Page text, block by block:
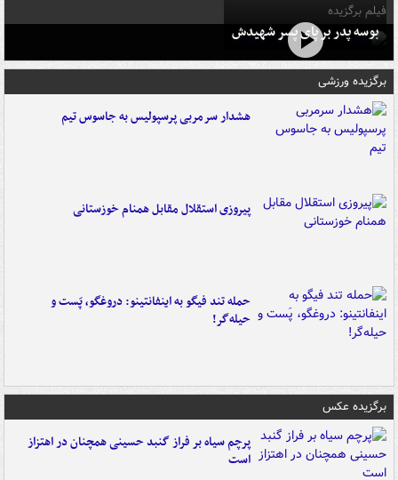
فیلم برگزیده
بوسه‌ پدر بر پای پسر شهیدش
برگزیده ورزشی
هشدار سرمربی پرسپولیس به جاسوس تیم
پیروزی استقلال مقابل همنام خوزستانی
حمله تند فیگو به اینفانتینو: دروغگو، پَست‌ و
حیله‌گر!
برگزیده عکس
پرچم سیاه بر فراز گنبد حسینی همچنان در اهتزاز
است